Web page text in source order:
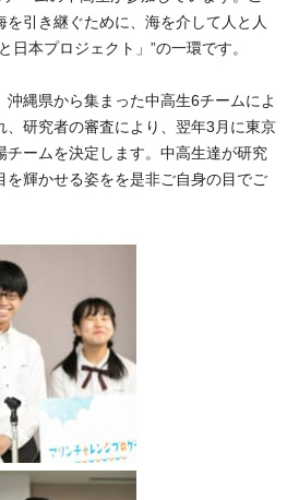
引き継ぐために、海を介して人と人
日本プロジェクト」”の一環です。
縄県から集まった中高生6チームによ
、研究者の審査により、翌年3月に東京
チームを決定します。中高生達が研究
を輝かせる姿をを是非ご自身の目でご